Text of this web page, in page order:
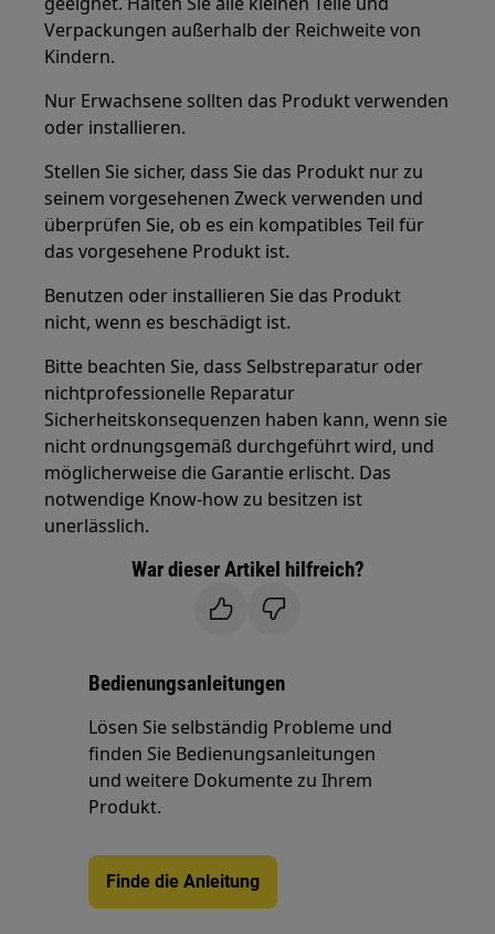
Verpackungen außerhalb der Reichweite von
Kindern.
Nur Erwachsene sollten das Produkt verwenden
oder installieren.
Stellen Sie sicher, dass Sie das Produkt nur zu
seinem vorgesehenen Zweck verwenden und
überprüfen Sie, ob es ein kompatibles Teil für
das vorgesehene Produkt ist.
Benutzen oder installieren Sie das Produkt
nicht, wenn es beschädigt ist.
Bitte beachten Sie, dass Selbstreparatur oder
nichtprofessionelle Reparatur
Sicherheitskonsequenzen haben kann, wenn sie
nicht ordnungsgemäß durchgeführt wird, und
möglicherweise die Garantie erlischt. Das
notwendige Know-how zu besitzen ist
unerlässlich.
War dieser Artikel hilfreich?
Bedienungsanleitungen
Lösen Sie selbständig Probleme und
finden Sie Bedienungsanleitungen
und weitere Dokumente zu Ihrem
Produkt.
Finde die Anleitung